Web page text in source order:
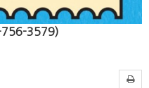
756-3579)